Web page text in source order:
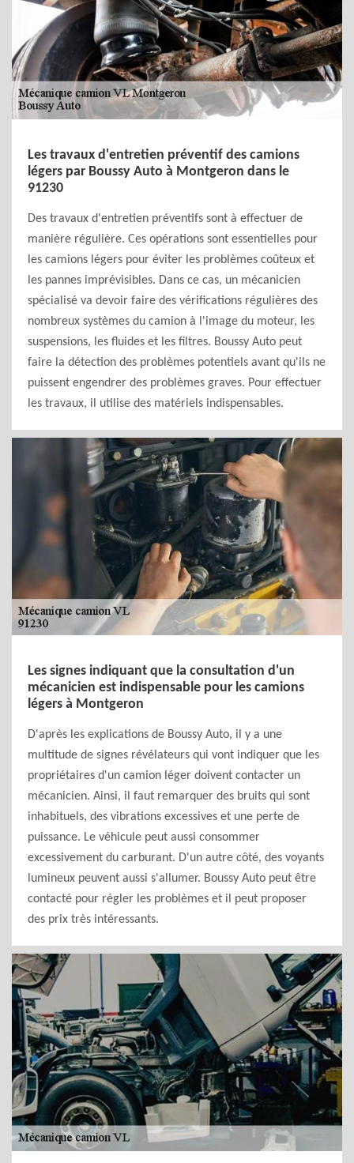
Les travaux d'entretien préventif des camions
légers par Boussy Auto à Montgeron dans le
91230
Des travaux d'entretien préventifs sont à effectuer de
manière régulière. Ces opérations sont essentielles pour
les camions légers pour éviter les problèmes coûteux et
les pannes imprévisibles. Dans ce cas, un mécanicien
spécialisé va devoir faire des vérifications régulières des
nombreux systèmes du camion à l'image du moteur, les
suspensions, les fluides et les filtres. Boussy Auto peut
faire la détection des problèmes potentiels avant qu'ils ne
puissent engendrer des problèmes graves. Pour effectuer
les travaux, il utilise des matériels indispensables.
Les signes indiquant que la consultation d'un
mécanicien est indispensable pour les camions
légers à Montgeron
D'après les explications de Boussy Auto, il y a une
multitude de signes révélateurs qui vont indiquer que les
propriétaires d'un camion léger doivent contacter un
mécanicien. Ainsi, il faut remarquer des bruits qui sont
inhabituels, des vibrations excessives et une perte de
puissance. Le véhicule peut aussi consommer
excessivement du carburant. D'un autre côté, des voyants
lumineux peuvent aussi s'allumer. Boussy Auto peut être
contacté pour régler les problèmes et il peut proposer
des prix très intéressants.